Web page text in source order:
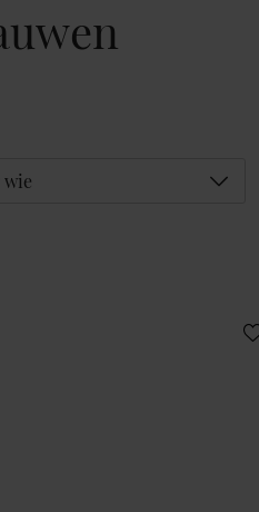
wie Déplier